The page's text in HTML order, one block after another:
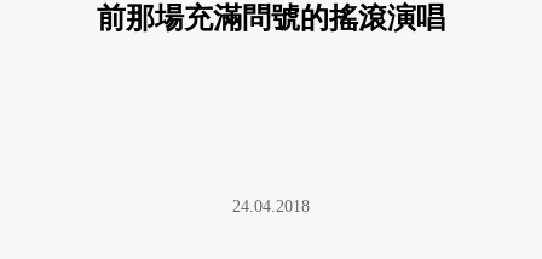
前那場充滿問號的搖滾演唱
24.04.2018